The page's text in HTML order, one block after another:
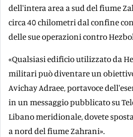
dell'intera area a sud del fiume
circa 40 chilometri dal confine
delle sue operazioni contro
«Qualsiasi edificio utilizzato da
militari può diventare un
Avichay Adraee, portavoce
in un messaggio pubblicato su
Libano meridionale, dovete
a nord del fiume Zahrani».